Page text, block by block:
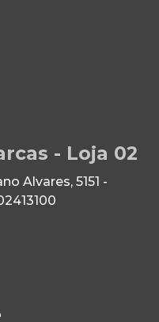
- Loja 02
Alvares, 5151 -